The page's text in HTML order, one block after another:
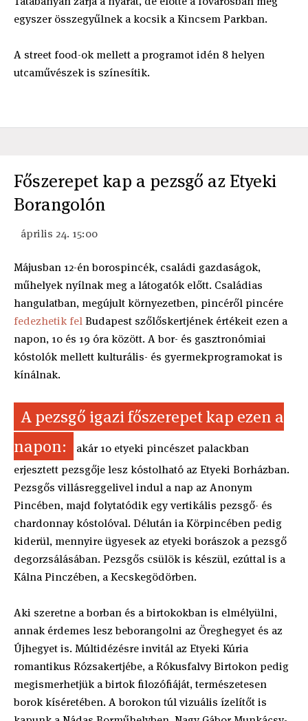
egyszer összegyűlnek a kocsik a Kincsem Parkban.
A street food-ok mellett a programot idén 8 helyen
utcaművészek is színesítik.
Főszerepet kap a pezsgő az Etyeki
Borangolón
április 24. 15:00
Májusban 12-én borospincék, családi gazdaságok,
műhelyek nyílnak meg a látogatók előtt. Családias
hangulatban, megújult környezetben, pincéről pincére
fedezhetik felBudapest szőlőskertjének értékeit ezen a
napon, 10 és 19 óra között. A bor- és gasztronómiai
kóstolók mellett kulturális- és gyermekprogramokat is
kínálnak.
A pezsgő igazi főszerepet kap ezen a
napon:
akár 10 etyeki pincészet palackban
erjesztett pezsgője lesz kóstolható az Etyeki Borházban.
Pezsgős villásreggelivel indul a nap az Anonym
Pincében, majd folytatódik egy vertikális pezsgő- és
chardonnay kóstolóval. Délután ia Körpincében pedig
kiderül, mennyire ügyesek az etyeki borászok a pezsgő
degorzsálásában. Pezsgős csülök is készül, ezúttal is a
Kálna Pinczében, a Kecskegödörben.
Aki szeretne a borban és a birtokokban is elmélyülni,
annak érdemes lesz beborangolni az Öreghegyet és az
Újhegyet is. Múltidézésre invitál az Etyeki Kúria
romantikus Rózsakertjébe, a Rókusfalvy Birtokon pedig
megismerhetjük a birtok filozófiáját, természetesen
borok kíséretében. A borokon túl vizuális ízelítőt is